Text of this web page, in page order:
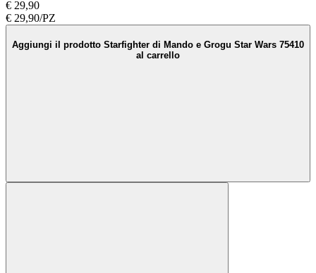
€ 29,90
€ 29,90/PZ
Aggiungi il prodotto Starfighter di Mando e Grogu Star Wars 75410
al carrello